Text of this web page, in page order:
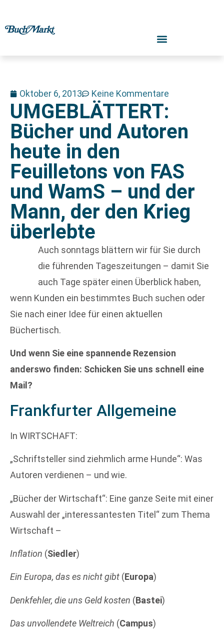
Oktober 6, 2013 Keine Kommentare
UMGEBLÄTTERT:
Bücher und Autoren
heute in den
Feuilletons von FAS
und WamS – und der
Mann, der den Krieg
überlebte
Auch sonntags blättern wir für Sie durch
die führenden Tageszeitungen – damit Sie
auch Tage später einen Überblick haben,
wenn Kunden ein bestimmtes Buch suchen oder
Sie nach einer Idee für einen aktuellen
Büchertisch.
Und wenn Sie eine spannende Rezension
anderswo finden: Schicken Sie uns schnell eine
Mail?
Frankfurter Allgemeine
In WIRTSCHAFT:
„Schriftsteller sind ziehmlich arme Hunde“: Was
Autoren verdienen – und wie.
„Bücher der Wirtschaft“: Eine ganze Seite mit einer
Auswahl der „interessantesten Titel“ zum Thema
Wirtschaft –
Inflation (Siedler)
Ein Europa, das es nicht gibt (Europa)
Denkfehler, die uns Geld kosten (Bastei)
Das unvollendete Weltreich (Campus)